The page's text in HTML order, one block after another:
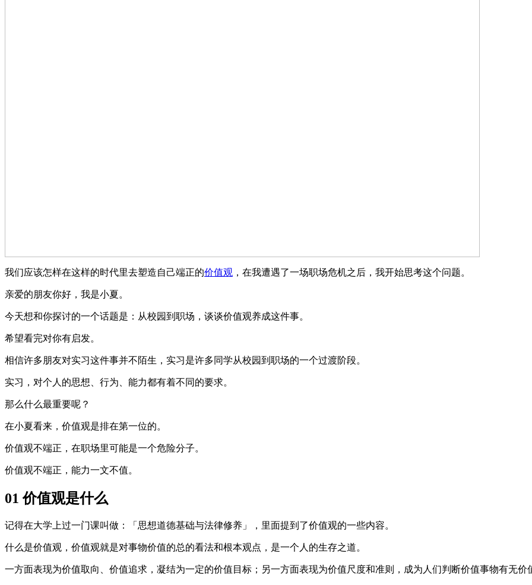
我们应该怎样在这样的时代里去塑造自己端正的价值观 ，在我遭遇了一场职场危机之后，我开始思考这个问题。
亲爱的朋友你好，我是小夏。
今天想和你探讨的一个话题是：从校园到职场，谈谈价值观养成这件事。
希望看完对你有启发。
相信许多朋友对实习这件事并不陌生，实习是许多同学从校园到职场的一个过渡阶段。
实习，对个人的思想、行为、能力都有着不同的要求。
那么什么最重要呢？
在小夏看来，价值观是排在第一位的。
价值观不端正，在职场里可能是一个危险分子。
价值观不端正，能力一文不值。
01 价值观是什么
记得在大学上过一门课叫做：「思想道德基础与法律修养」，里面提到了价值观的一些内容。
什么是价值观，价值观就是对事物价值的总的看法和根本观点，是一个人的生存之道。
一方面表现为价值取向、价值追求，凝结为一定的价值目标；另一方面表现为价值尺度和准则，成为人们判断价值事物有无价